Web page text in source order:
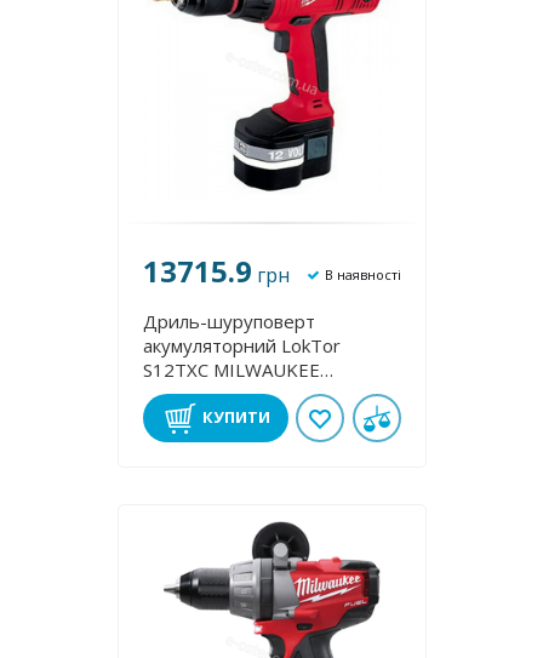
13715.9 грн В наявності
Дриль-шуруповерт
акумуляторний LokTor
S12TXC MILWAUKEE
4933401180
КУПИТИ